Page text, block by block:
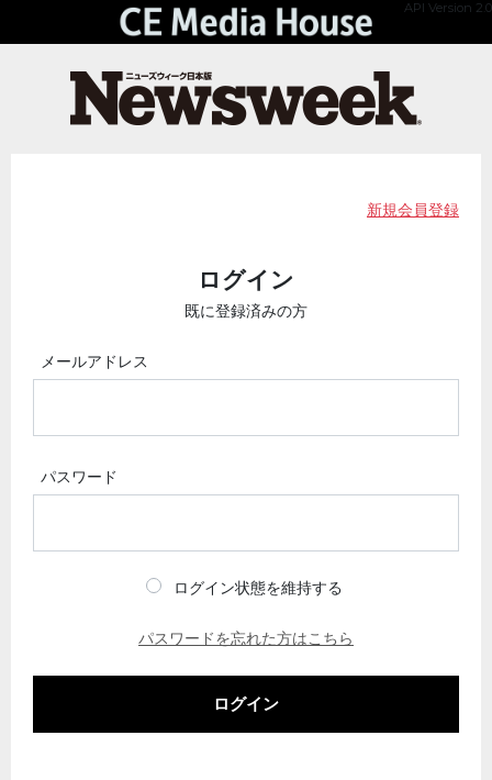
API Version 2.0
新規会員登録
ログイン
既に登録済みの方
メールアドレス
パスワード
ログイン状態を維持する
パスワードを忘れた方はこちら
ログイン